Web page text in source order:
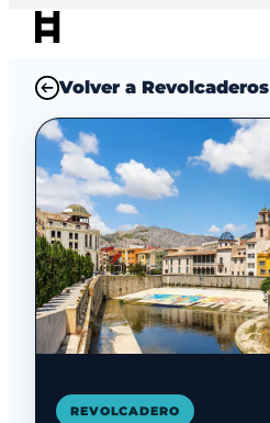
Volver a Revolcaderos
REVOLCADERO